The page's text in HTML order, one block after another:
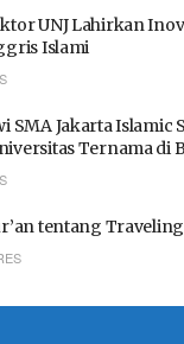
UNJ Lahirkan
Islami
SMA Jakarta Islamic
Ternama di
tentang Traveling